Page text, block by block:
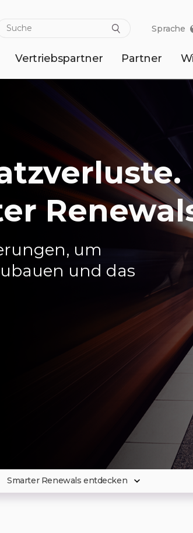
Sprache
Vertriebspartner Partner
um
und das
Smarter Renewals entdecken